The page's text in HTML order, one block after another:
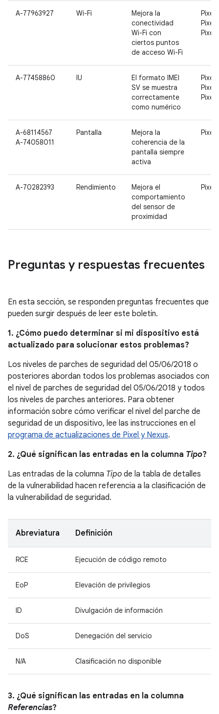
A-77963927 Wi-Fi
Mejora la
conectividad
Wi-Fi con
ciertos puntos
de acceso Wi-Fi
Pixel,
Pixel
Pixel
A-77458860 IU
El formato IMEI
SV se muestra
correctamente
como numérico
Pixel,
Pixel
Pixel
A-68114567
A-74058011
Pantalla
Mejora la
coherencia de la
pantalla siempre
activa
Pixel
A-70282393 Rendimiento
Mejora el
comportamiento
del sensor de
proximidad
Pixel
Preguntas y respuestas frecuentes
En esta sección, se responden preguntas frecuentes que
pueden surgir después de leer este boletín.
1. ¿Cómo puedo determinar si mi dispositivo está
actualizado para solucionar estos problemas?
Los niveles de parches de seguridad del 05/06/2018 o
posteriores abordan todos los problemas asociados con
el nivel de parches de seguridad del 05/06/2018 y todos
los niveles de parches anteriores. Para obtener
información sobre cómo verificar el nivel del parche de
seguridad de un dispositivo, lee las instrucciones en el
programa de actualizaciones de Pixel y Nexus.
2. ¿Qué significan las entradas en la columna Tipo?
Las entradas de la columna Tipo de la tabla de detalles
de la vulnerabilidad hacen referencia a la clasificación de
la vulnerabilidad de seguridad.
Abreviatura Definición
RCE Ejecución de código remoto
EoP Elevación de privilegios
ID Divulgación de información
DoS Denegación del servicio
N/A Clasificación no disponible
3. ¿Qué significan las entradas en la columna
Referencias?